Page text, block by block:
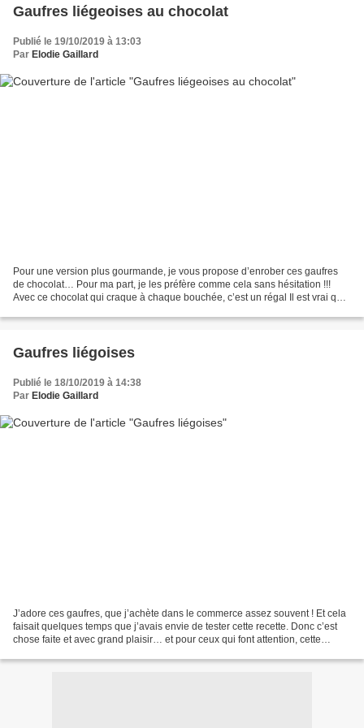
Gaufres liégeoises au chocolat
Publié le 19/10/2019 à 13:03
Par Elodie Gaillard
Pour une version plus gourmande, je vous propose d’enrober ces gaufres
de chocolat… Pour ma part, je les préfère comme cela sans hésitation !!!
Avec ce chocolat qui craque à chaque bouchée, c’est un régal Il est vrai que
Gaufres liégoises
Publié le 18/10/2019 à 14:38
Par Elodie Gaillard
J’adore ces gaufres, que j’achète dans le commerce assez souvent ! Et cela
faisait quelques temps que j’avais envie de tester cette recette. Donc c’est
chose faite et avec grand plaisir… et pour ceux qui font attention, cette